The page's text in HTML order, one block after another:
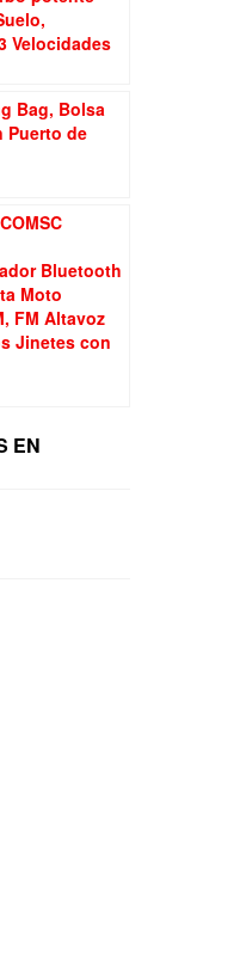
Velocidades
Bag, Bolsa
Puerto de
Bluetooth
Moto
FM Altavoz
Jinetes con
EN